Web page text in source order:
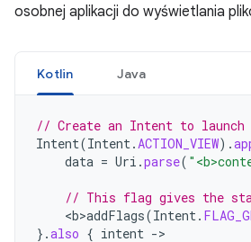
osobnej aplikacji do wyświetlania
Kotlin Java
// Create an Intent to
Intent(Intent.ACTION_VIEW).
data = Uri .parse(
// This flag gives the
<b>addFlags(Intent.
}.also { intent -